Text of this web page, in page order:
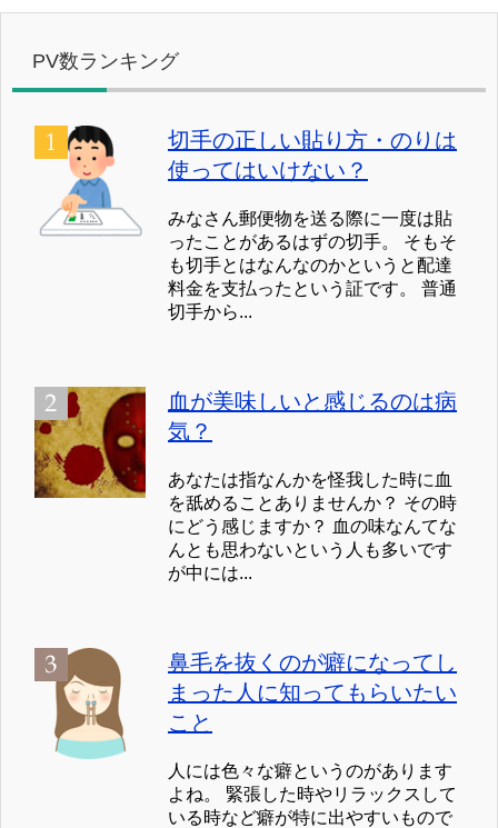
PV数ランキング
切手の正しい貼り方・のりは
使ってはいけない？
みなさん郵便物を送る際に一度は貼
ったことがあるはずの切手。 そもそ
も切手とはなんなのかというと配達
料金を支払ったという証です。 普通
切手から...
血が美味しいと感じるのは病
気？
あなたは指なんかを怪我した時に血
を舐めることありませんか？ その時
にどう感じますか？ 血の味なんてな
んとも思わないという人も多いです
が中には...
鼻毛を抜くのが癖になってし
まった人に知ってもらいたい
こと
人には色々な癖というのがあります
よね。 緊張した時やリラックスして
いる時など癖が特に出やすいもので